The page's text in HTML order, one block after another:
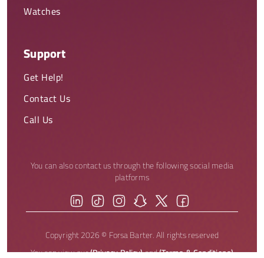
Watches
Support
Get Help!
Contact Us
Call Us
You can also contact us through the following social media
platforms
Copyright 2026 © Forsa Barter. All rights reserved
You can view our(Privacy Policy)and(Terms & Conditions)